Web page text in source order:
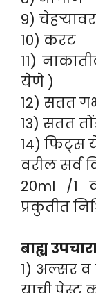
9)
10) करट
11)
येणे )
12) सतत
13) सतत
14) फिट्स
वरील सर्व
20ml /1
प्रकुतीत
बाह्य
1) अल्सर व